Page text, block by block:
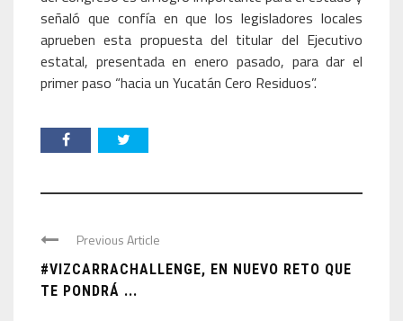
señaló que confía en que los legisladores locales
aprueben esta propuesta del titular del Ejecutivo
estatal, presentada en enero pasado, para dar el
primer paso “hacia un Yucatán Cero Residuos”.
Previous Article
#VIZCARRACHALLENGE, EN NUEVO RETO QUE
TE PONDRÁ ...